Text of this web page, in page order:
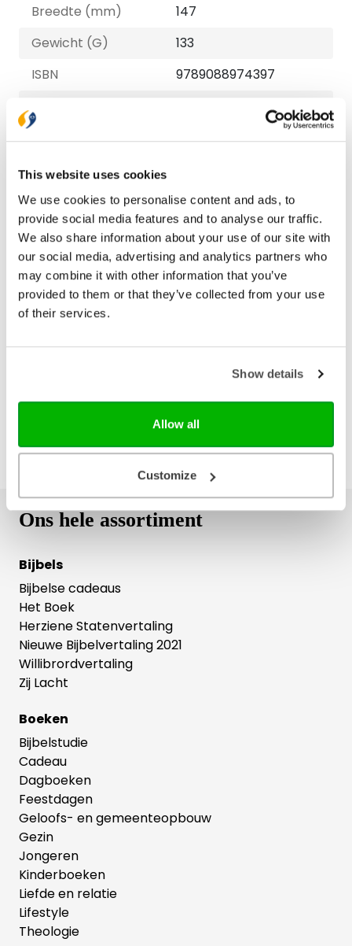
This website uses cookies
We use cookies to personalise content and ads, to
provide social media features and to analyse our traffic.
We also share information about your use of our site with
our social media, advertising and analytics partners who
may combine it with other information that you’ve
provided to them or that they’ve collected from your use
of their services.
Show details
Allow all
Customize
Breedte (mm)
147
Gewicht (G)
133
ISBN
9789088974397
Verschijningsdatum
2025-11-06
NUR-code
Auteur
Dineke van der Zee
Taal
Nederlands
Aantal pagina's
80
Bezorging binnen 1–2 werkdagen
Ons hele assortiment
Bijbels
Bijbelse cadeaus
Het Boek
Herziene Statenvertaling
Nieuwe Bijbelvertaling 2021
Willibrordvertaling
Zij Lacht
Boeken
Bijbelstudie
Cadeau
Dagboeken
Feestdagen
Geloofs- en gemeenteopbouw
Gezin
Jongeren
Kinderboeken
Liefde en relatie
Lifestyle
Theologie